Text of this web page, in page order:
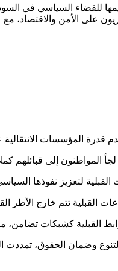
على الأمن
المؤسسات الانتقالية
المواطنون إلى قبائلهم
لتعزيز نفوذها
القبلية تتم خارج
القبلية كشبكات